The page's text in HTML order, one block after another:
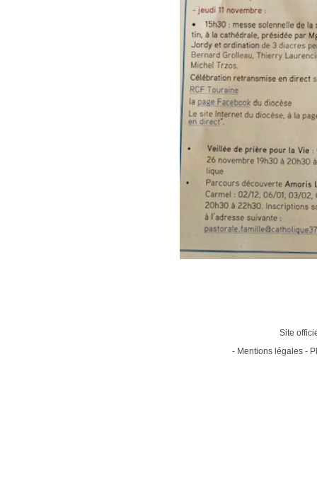
Site
- Mentions légales -